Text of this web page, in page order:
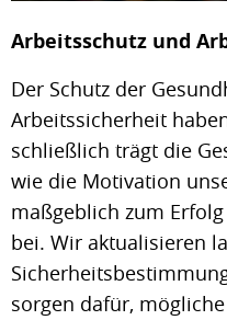
Arbeitsschutz und
Der Schutz der
Arbeitssicherheit
schließlich trägt die
wie die Motivation
maßgeblich zum
bei. Wir aktualisieren
sorgen dafür,